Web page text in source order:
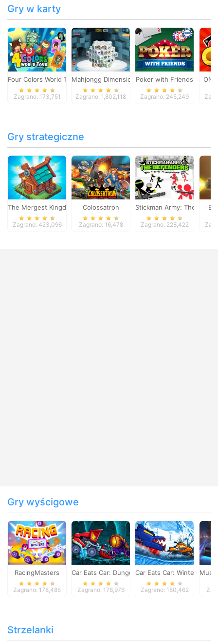
Gry w karty
Four Colors World Tour
Zagrano: 173,751
Mahjongg Dimensions
Zagrano: 1,802,118
Poker with Friends
Zagrano: 245,249
Gry strategiczne
The Mergest Kingdom
Zagrano: 423,096
Colossatron
Zagrano: 16,478
Stickman Army: The
Zagrano: 228,422
Gry wyścigowe
RacingMasters
Zagrano: 178,485
Car Eats Car: Dungeon Adventure
Zagrano: 178,976
Car Eats Car: Winter
Zagrano: 180,462
Strzelanki